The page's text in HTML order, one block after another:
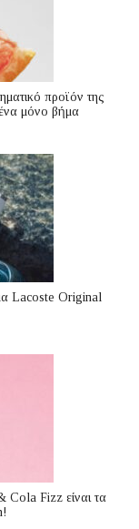
προϊόν της
μόνο βήμα
Lacoste Original
Fizz είναι τα